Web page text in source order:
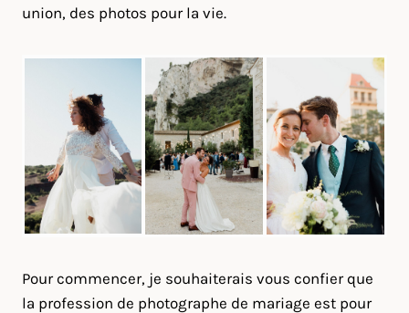
union, des photos pour la vie.
Pour commencer, je souhaiterais vous confier que
la profession de photographe de mariage est pour